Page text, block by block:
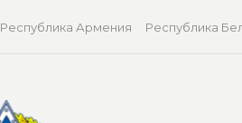
Республика Армения Республика